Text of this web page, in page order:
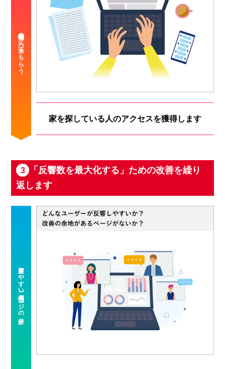
家を探している人のアクセスを獲得します
3
「反響数を最大化する」ための改善を繰り
返します